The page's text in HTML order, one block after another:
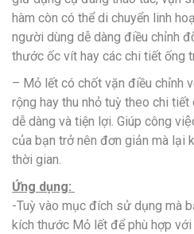
hàm còn có thể di chuyển linh
người dùng dễ dàng điều chỉnh
thước ốc vít hay các chi tiết ống
– Mỏ lết có chốt vặn điều chỉnh
rộng hay thu nhỏ tuỳ theo chi tiết
dễ dàng và tiện lợi. Giúp công
của bạn trở nên đơn giản mà lại
thời gian.
Ứng dụng:
-Tuỳ vào mục đích sử dụng mà
kích thước Mỏ lết để phù hợp